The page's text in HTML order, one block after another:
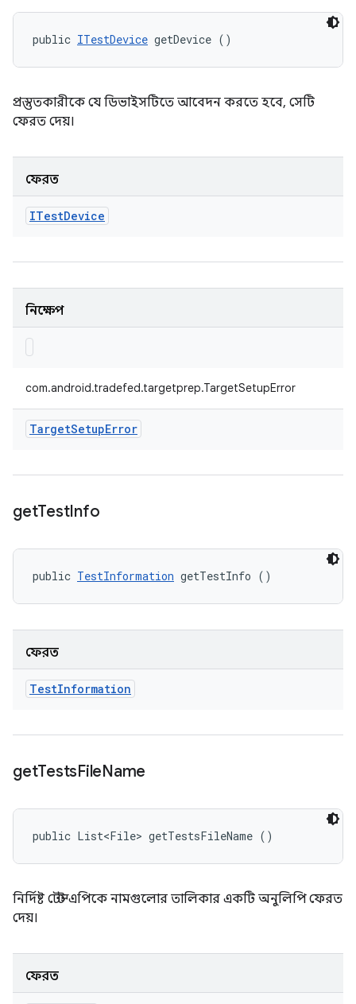
public ITestDevice getDevice ()
প্রস্তুতকারীকে যে ডিভাইসটিতে আবেদন করতে হবে, সেটি
ফেরত দেয়।
ফেরত
ITestDevice
নিক্ষেপ
com.android.tradefed.targetprep.TargetSetupError
TargetSetupError
getTestInfo
public TestInformation getTestInfo ()
ফেরত
TestInformation
getTestsFileName
public List<File> getTestsFileName ()
নির্দিষ্ট টেস্ট এপিকে নামগুলোর তালিকার একটি অনুলিপি ফেরত
দেয়।
ফেরত